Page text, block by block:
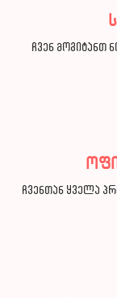
ჩვენ მოგიტანთ
ჩვენთან ყველა